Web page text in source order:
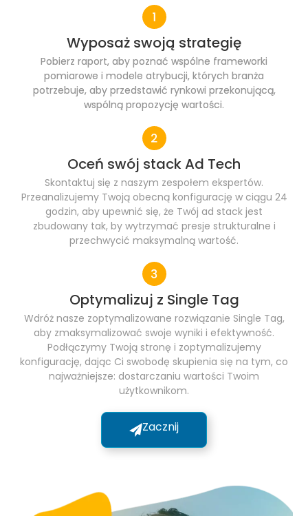
Wyposaż swoją strategię
Pobierz raport, aby poznać wspólne frameworki
pomiarowe i modele atrybucji, których branża
potrzebuje, aby przedstawić rynkowi przekonującą,
wspólną propozycję wartości.
Oceń swój stack Ad Tech
Skontaktuj się z naszym zespołem ekspertów.
Przeanalizujemy Twoją obecną konfigurację w ciągu 24
godzin, aby upewnić się, że Twój ad stack jest
zbudowany tak, by wytrzymać presje strukturalne i
przechwycić maksymalną wartość.
Optymalizuj z Single Tag
Wdróż nasze zoptymalizowane rozwiązanie Single Tag,
aby zmaksymalizować swoje wyniki i efektywność.
Podłączymy Twoją stronę i zoptymalizujemy
konfigurację, dając Ci swobodę skupienia się na tym, co
najważniejsze: dostarczaniu wartości Twoim
użytkownikom.
Zacznij